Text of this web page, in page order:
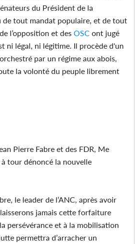
du Président de la
de tout mandat populaire, et de tout
l’opposition et des OSC ont jugé
ni légal, ni légitime. Il procède d'un
par un régime aux abois,
la volonté du peuple librement
Pierre Fabre et des FDR, Me
tour dénoncé la nouvelle
le leader de l’ANC, après avoir
jamais cette forfaiture
persévérance et à la mobilisation
permettra d’arracher un